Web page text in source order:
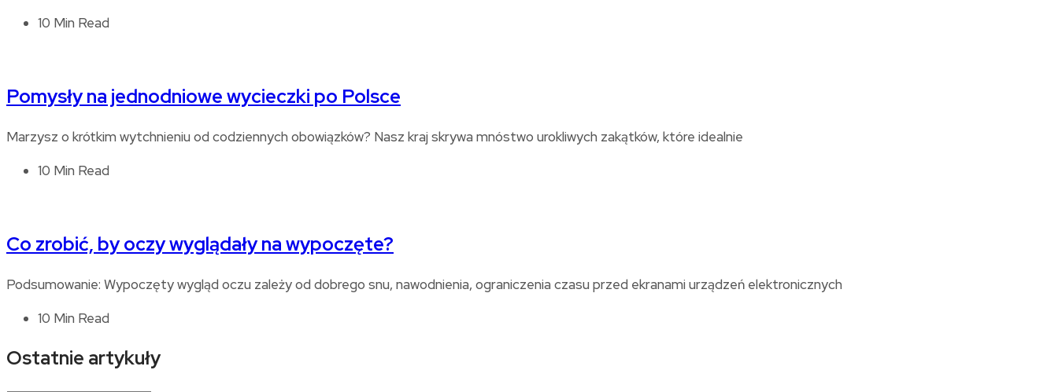
10 Min Read
Pomysły na jednodniowe wycieczki po Polsce
Marzysz o krótkim wytchnieniu od codziennych obowiązków? Nasz kraj skrywa mnóstwo urokliwych zakątków, które idealnie
10 Min Read
Co zrobić, by oczy wyglądały na wypoczęte?
Podsumowanie: Wypoczęty wygląd oczu zależy od dobrego snu, nawodnienia, ograniczenia czasu przed ekranami urządzeń elektronicznych
10 Min Read
Ostatnie artykuły